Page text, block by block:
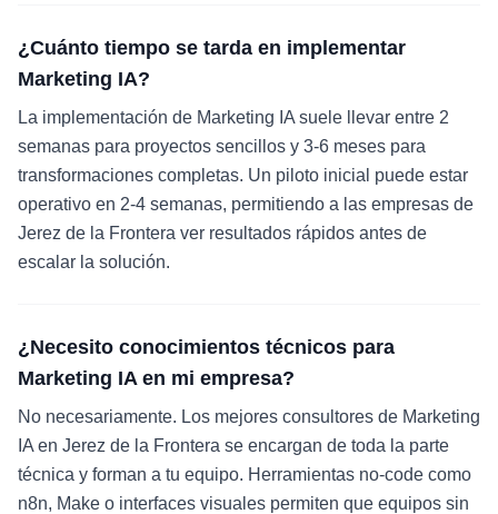
¿Cuánto tiempo se tarda en implementar
Marketing IA?
La implementación de Marketing IA suele llevar entre 2
semanas para proyectos sencillos y 3-6 meses para
transformaciones completas. Un piloto inicial puede estar
operativo en 2-4 semanas, permitiendo a las empresas de
Jerez de la Frontera ver resultados rápidos antes de
escalar la solución.
¿Necesito conocimientos técnicos para
Marketing IA en mi empresa?
No necesariamente. Los mejores consultores de Marketing
IA en Jerez de la Frontera se encargan de toda la parte
técnica y forman a tu equipo. Herramientas no-code como
n8n, Make o interfaces visuales permiten que equipos sin